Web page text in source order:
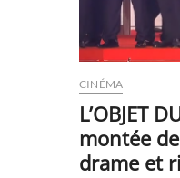
CINÉMA
L’OBJET
montée
drame et